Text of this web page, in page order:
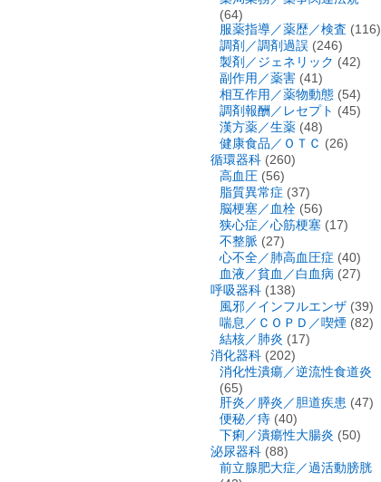
(64)
服薬指導／薬歴／検査 (116)
調剤／調剤過誤 (246)
製剤／ジェネリック (42)
副作用／薬害 (41)
相互作用／薬物動態 (54)
調剤報酬／レセプト (45)
漢方薬／生薬 (48)
健康食品／ＯＴＣ (26)
循環器科 (260)
高血圧 (56)
脂質異常症 (37)
脳梗塞／血栓 (56)
狭心症／心筋梗塞 (17)
不整脈 (27)
心不全／肺高血圧症 (40)
血液／貧血／白血病 (27)
呼吸器科 (138)
風邪／インフルエンザ (39)
喘息／ＣＯＰＤ／喫煙 (82)
結核／肺炎 (17)
消化器科 (202)
消化性潰瘍／逆流性食道炎
(65)
肝炎／膵炎／胆道疾患 (47)
便秘／痔 (40)
下痢／潰瘍性大腸炎 (50)
泌尿器科 (88)
前立腺肥大症／過活動膀胱